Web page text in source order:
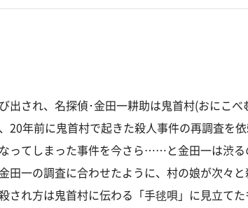
出され、名探偵･金田一耕助は鬼首村(おにこべ
20年前に鬼首村で起きた殺人事件の再調査を
ってしまった事件を今さら……と金田一は渋る
田一の調査に合わせたように、村の娘が次々
され方は鬼首村に伝わる「手毬唄」に見立てた